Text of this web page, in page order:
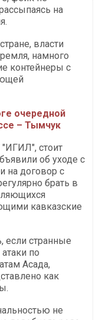
на
власти
намного
контейнеры с
очередной
– Тымчук
стоит
об уходе с
на договор с
брать в
кавказские
если странные
по
Асада,
как
не